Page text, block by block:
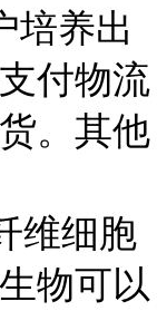
培养出
付物流
。其他
维细胞
物可以